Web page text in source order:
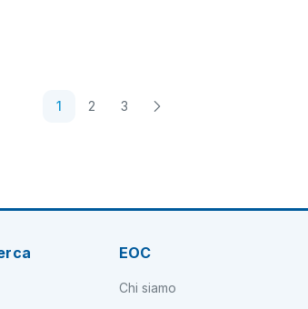
1 2 3
EOC
Chi siamo